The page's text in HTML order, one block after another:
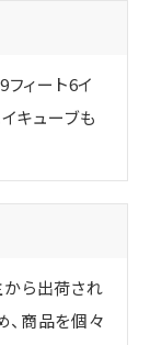
フィート6イ
キューブも
ら出荷され
商品を個々